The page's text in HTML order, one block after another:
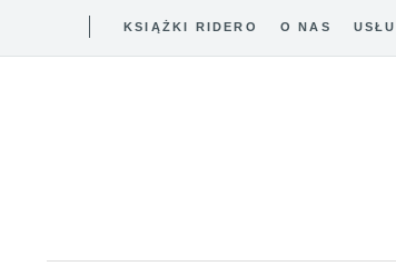
KSIĄŻKI RIDERO O NAS